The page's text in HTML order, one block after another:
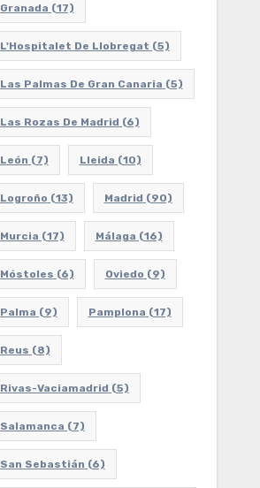
Granada (17)
L'Hospitalet De Llobregat (5)
Las Palmas De Gran Canaria (5)
Las Rozas De Madrid (6)
León (7) Lleida (10)
Logroño (13) Madrid (90)
Murcia (17) Málaga (16)
Móstoles (6) Oviedo (9)
Palma (9) Pamplona (17)
Reus (8)
Rivas-Vaciamadrid (5)
Salamanca (7)
San Sebastián (6)